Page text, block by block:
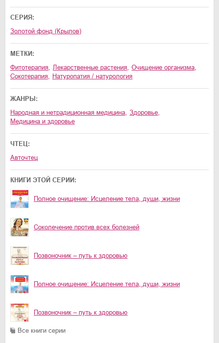
СЕРИЯ:
Золотой фонд (Крылов)
МЕТКИ:
фитотерапия
лекарственные растения очищение организма
сокотерапия
натуропатия / натурология
ЖАНРЫ:
народная и нетрадиционная медицина
здоровье
медицина и здоровье
ЧТЕЦ:
Авточтец
КНИГИ ЭТОЙ СЕРИИ:
Полное очищение: Исцеление тела, души, жизни
Соколечение против всех болезней
Позвоночник – путь к здоровью
Полное очищение: Исцеление тела, души, жизни
Позвоночник – путь к здоровью
Все книги серии